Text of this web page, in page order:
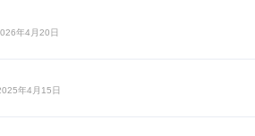
年4月20日
年4月15日